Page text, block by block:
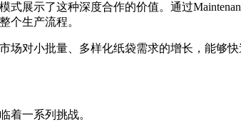
展示了这种深度合作的价值。通过
个生产流程。
场对小批量、多样化纸袋需求的增长，能够
着一系列挑战。